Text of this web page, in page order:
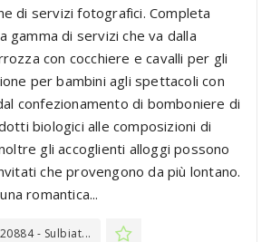
di servizi fotografici. Completa
gamma di servizi che va dalla
con cocchiere e cavalli per gli
per bambini agli spettacoli con
confezionamento di bomboniere di
biologici alle composizioni di
gli accoglienti alloggi possono
che provengono da più lontano.
romantica...
- Sulbiat...